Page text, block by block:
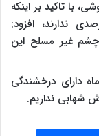
با تاکید بر اینکه
ندارند، افزود:
چشم غیر مسلح این
دارای درخشندگی
شهابی نداریم.